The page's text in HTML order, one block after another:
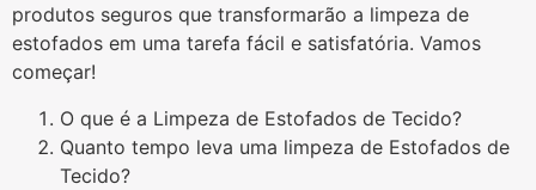
produtos seguros que transformarão a limpeza de
estofados em uma tarefa fácil e satisfatória. Vamos
começar!
O que é a Limpeza de Estofados de Tecido?
Quanto tempo leva uma limpeza de Estofados de
Tecido?